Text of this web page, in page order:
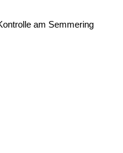
am Semmering